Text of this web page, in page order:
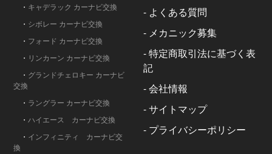
・ キャデラック カーナビ交換
・ シボレー カーナビ交換
・ フォード カーナビ交換
・ リンカーン カーナビ交換
・ グランドチェロキー カーナビ
交換
・ ラングラー カーナビ交換
・ ハイエース カーナビ交換
・ インフィニティ カーナビ交
換
- よくある質問
- メカニック募集
-特定商取引法に基づく表
記
-会社情報
-サイトマップ
- プライバシーポリシー